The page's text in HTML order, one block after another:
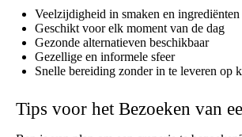
Veelzijdigheid in smaken en ingrediënten
Geschikt voor elk moment van de dag
Gezonde alternatieven beschikbaar
Gezellige en informele sfeer
Snelle bereiding zonder in te leveren op
Tips voor het Bezoeken van